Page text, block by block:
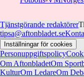
Tjänstgörande redaktörer
tipsa@aftonbladet.se
Inställningar för cookies
Personuppgiftspolicy
Om AftonbladetOm
KulturOm LedareOm